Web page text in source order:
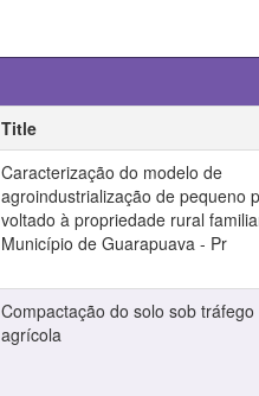
Title
Caracterização do modelo de
agroindustrialização de pequeno
voltado à propriedade rural
Município de Guarapuava - Pr
Compactação do solo sob tráfego
agrícola